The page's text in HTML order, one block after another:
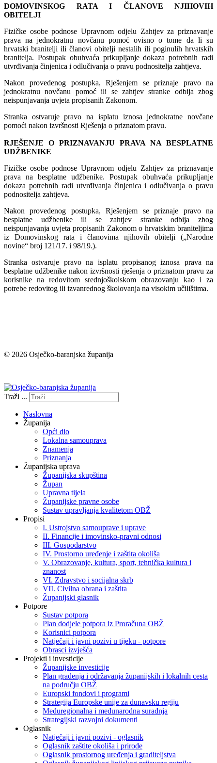
DOMOVINSKOG RATA I ČLANOVE NJIHOVIH
OBITELJI
Fizičke osobe podnose Upravnom odjelu Zahtjev za priznavanje
prava na jednokratnu novčanu pomoć ovisno o tome da li su
hrvatski branitelji ili članovi obitelji nestalih ili poginulih hrvatskih
branitelja. Postupak obuhvaća prikupljanje dokaza potrebnih radi
utvrđivanja činjenica i odlučivanja o pravu podnositelja zahtjeva.
Nakon provedenog postupka, Rješenjem se priznaje pravo na
jednokratnu novčanu pomoć ili se zahtjev stranke odbija zbog
neispunjavanja uvjeta propisanih Zakonom.
Stranka ostvaruje pravo na isplatu iznosa jednokratne novčane
pomoći nakon izvršnosti Rješenja o priznatom pravu.
RJEŠENJE O PRIZNAVANJU PRAVA NA BESPLATNE
UDŽBENIKE
Fizičke osobe podnose Upravnom odjelu Zahtjev za priznavanje
prava na besplatne udžbenike. Postupak obuhvaća prikupljanje
dokaza potrebnih radi utvrđivanja činjenica i odlučivanja o pravu
podnositelja zahtjeva.
Nakon provedenog postupka, Rješenjem se priznaje pravo na
besplatne udžbenike ili se zahtjev stranke odbija zbog
neispunjavanja uvjeta propisanih Zakonom o hrvatskim braniteljima
iz Domovinskog rata i članovima njihovih obitelji („Narodne
novine“ broj 121/17. i 98/19.).
Stranka ostvaruje pravo na isplatu propisanog iznosa prava na
besplatne udžbenike nakon izvršnosti rješenja o priznatom pravu za
korisnike na redovitom srednjoškolskom obrazovanju kao i za
potrebe redovitog ili izvanrednog školovanja na visokim učilištima.
© 2026 Osječko-baranjska županija
Traži ...
Naslovna
Županija
Opći dio
Lokalna samouprava
Znamenja
Priznanja
Županijska uprava
Županijska skupština
Župan
Upravna tijela
Županijske pravne osobe
Sustav upravljanja kvalitetom OBŽ
Propisi
I. Ustrojstvo samouprave i uprave
II. Financije i imovinsko-pravni odnosi
III. Gospodarstvo
IV. Prostorno uređenje i zaštita okoliša
V. Obrazovanje, kultura, sport, tehnička kultura i
znanost
VI. Zdravstvo i socijalna skrb
VII. Civilna obrana i zaštita
Županijski glasnik
Potpore
Sustav potpora
Plan dodjele potpora iz Proračuna OBŽ
Korisnici potpora
Natječaji i javni pozivi u tijeku - potpore
Obrasci izvješća
Projekti i investicije
Županijske investicije
Plan građenja i održavanja županijskih i lokalnih cesta
na području OBŽ
Europski fondovi i programi
Strategija Europske unije za dunavsku regiju
Međuregionalna i međunarodna suradnja
Strategijski razvojni dokumenti
Oglasnik
Natječaji i javni pozivi - oglasnik
Oglasnik zaštite okoliša i prirode
Oglasnik prostornog uređenja i graditeljstva